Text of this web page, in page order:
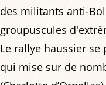
des militants anti-
groupuscules
Le rallye haussier
qui mise sur de